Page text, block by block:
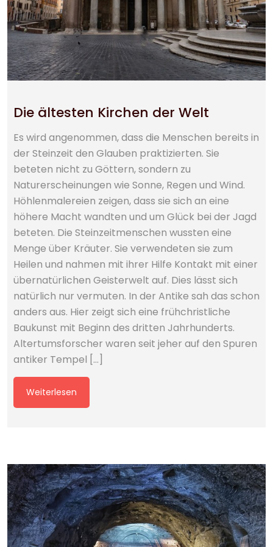
Die ältesten Kirchen der Welt
Es wird angenommen, dass die Menschen bereits in
der Steinzeit den Glauben praktizierten. Sie
beteten nicht zu Göttern, sondern zu
Naturerscheinungen wie Sonne, Regen und Wind.
Höhlenmalereien zeigen, dass sie sich an eine
höhere Macht wandten und um Glück bei der Jagd
beteten. Die Steinzeitmenschen wussten eine
Menge über Kräuter. Sie verwendeten sie zum
Heilen und nahmen mit ihrer Hilfe Kontakt mit einer
übernatürlichen Geisterwelt auf. Dies lässt sich
natürlich nur vermuten. In der Antike sah das schon
anders aus. Hier zeigt sich eine frühchristliche
Baukunst mit Beginn des dritten Jahrhunderts.
Altertumsforscher waren seit jeher auf den Spuren
antiker Tempel […]